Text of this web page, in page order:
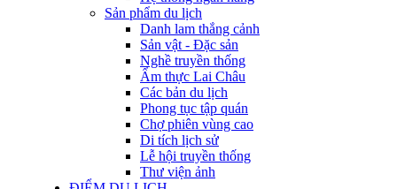
Sản phẩm du lịch
Danh lam thắng cảnh
Sản vật - Đặc sản
Nghề truyền thống
Ẩm thực Lai Châu
Các bản du lịch
Phong tục tập quán
Chợ phiên vùng cao
Di tích lịch sử
Lễ hội truyền thống
Thư viện ảnh